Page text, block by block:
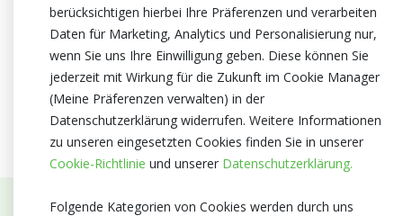
berücksichtigen hierbei Ihre Präferenzen und verarbeiten
Daten für Marketing, Analytics und Personalisierung nur,
wenn Sie uns Ihre Einwilligung geben. Diese können Sie
jederzeit mit Wirkung für die Zukunft im Cookie Manager
(Meine Präferenzen verwalten) in der
Datenschutzerklärung widerrufen. Weitere Informationen
zu unseren eingesetzten Cookies finden Sie in unserer
Cookie-Richtlinie und unserer Datenschutzerklärung.
Folgende Kategorien von Cookies werden durch uns